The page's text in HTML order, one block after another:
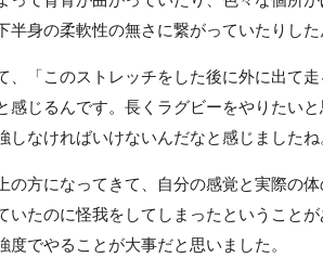
半身の柔軟性の無さに繋がっていたりした
、「このストレッチをした後に外に出て
感じるんです。長くラグビーをやりたい
しなければいけないんだなと感じましたね
の方になってきて、自分の感覚と実際の
いたのに怪我をしてしまったということ
度でやることが大事だと思いました。